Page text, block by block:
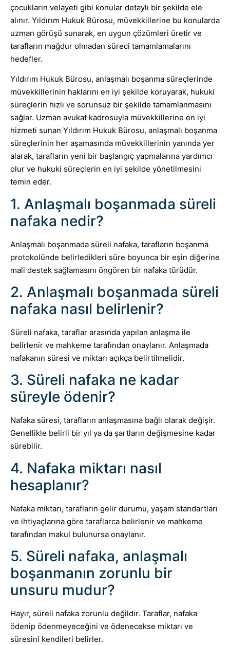
çocukların velayeti gibi konular detaylı bir şekilde ele
alınır. Yıldırım Hukuk Bürosu, müvekkillerine bu konularda
uzman görüşü sunarak, en uygun çözümleri üretir ve
tarafların mağdur olmadan süreci tamamlamalarını
hedefler.
Yıldırım Hukuk Bürosu, anlaşmalı boşanma süreçlerinde
müvekkillerinin haklarını en iyi şekilde koruyarak, hukuki
süreçlerin hızlı ve sorunsuz bir şekilde tamamlanmasını
sağlar. Uzman avukat kadrosuyla müvekkillerine en iyi
hizmeti sunan Yıldırım Hukuk Bürosu, anlaşmalı boşanma
süreçlerinin her aşamasında müvekkillerinin yanında yer
alarak, tarafların yeni bir başlangıç yapmalarına yardımcı
olur ve hukuki süreçlerin en iyi şekilde yönetilmesini
temin eder.
1. Anlaşmalı boşanmada süreli
nafaka nedir?
Anlaşmalı boşanmada süreli nafaka, tarafların boşanma
protokolünde belirledikleri süre boyunca bir eşin diğerine
mali destek sağlamasını öngören bir nafaka türüdür.
2. Anlaşmalı boşanmada süreli
nafaka nasıl belirlenir?
Süreli nafaka, taraflar arasında yapılan anlaşma ile
belirlenir ve mahkeme tarafından onaylanır. Anlaşmada
nafakanın süresi ve miktarı açıkça belirtilmelidir.
3. Süreli nafaka ne kadar
süreyle ödenir?
Nafaka süresi, tarafların anlaşmasına bağlı olarak değişir.
Genellikle belirli bir yıl ya da şartların değişmesine kadar
sürebilir.
4. Nafaka miktarı nasıl
hesaplanır?
Nafaka miktarı, tarafların gelir durumu, yaşam standartları
ve ihtiyaçlarına göre taraflarca belirlenir ve mahkeme
tarafından makul bulunursa onaylanır.
5. Süreli nafaka, anlaşmalı
boşanmanın zorunlu bir
unsuru mudur?
Hayır, süreli nafaka zorunlu değildir. Taraflar, nafaka
ödenip ödenmeyeceğini ve ödenecekse miktarı ve
süresini kendileri belirler.